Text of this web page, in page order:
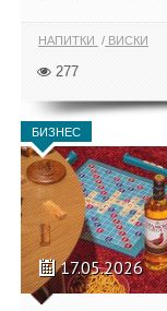
НАПИТКИ ВИСКИ
277
БИЗНЕС
17.05.2026